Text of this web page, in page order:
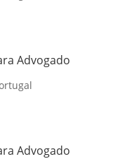
Advogado
Advogado